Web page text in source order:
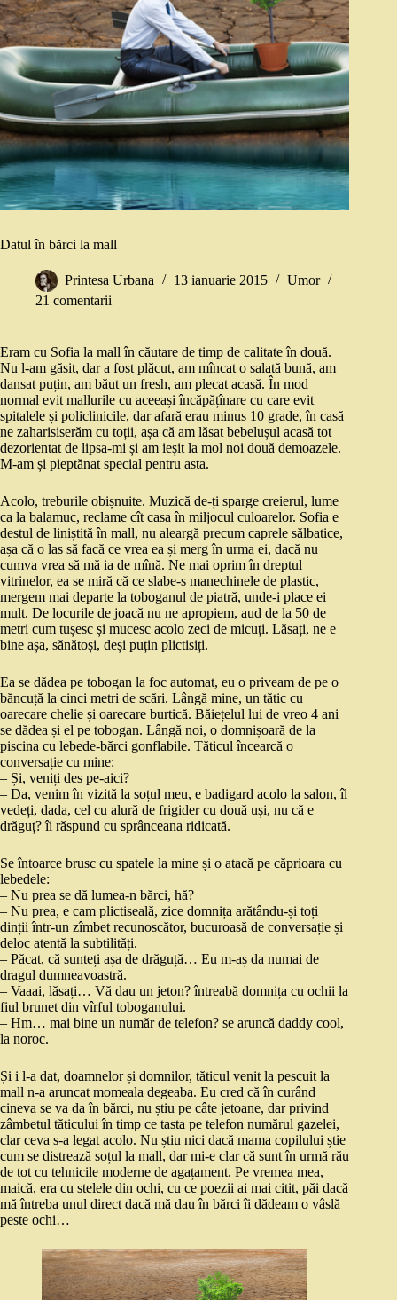
Datul în bărci la mall
Printesa Urbana 13 ianuarie 2015
Umor
21 comentarii
Eram cu Sofia la mall în căutare de timp de calitate în două.
Nu l-am găsit, dar a fost plăcut, am mîncat o salată bună, am
dansat puțin, am băut un fresh, am plecat acasă. În mod
normal evit mallurile cu aceeași încăpățînare cu care evit
spitalele și policlinicile, dar afară erau minus 10 grade, în casă
ne zaharisiserăm cu toții, așa că am lăsat bebelușul acasă tot
dezorientat de lipsa-mi și am ieșit la mol noi două demoazele.
M-am și pieptănat special pentru asta.
Acolo, treburile obișnuite. Muzică de-ți sparge creierul, lume
ca la balamuc, reclame cît casa în miljocul culoarelor. Sofia e
destul de liniștită în mall, nu aleargă precum caprele sălbatice,
așa că o las să facă ce vrea ea și merg în urma ei, dacă nu
cumva vrea să mă ia de mînă. Ne mai oprim în dreptul
vitrinelor, ea se miră că ce slabe-s manechinele de plastic,
mergem mai departe la toboganul de piatră, unde-i place ei
mult. De locurile de joacă nu ne apropiem, aud de la 50 de
metri cum tușesc și mucesc acolo zeci de micuți. Lăsați, ne e
bine așa, sănătoși, deși puțin plictisiți.
Ea se dădea pe tobogan la foc automat, eu o priveam de pe o
băncuță la cinci metri de scări. Lângă mine, un tătic cu
oarecare chelie și oarecare burtică. Băiețelul lui de vreo 4 ani
se dădea și el pe tobogan. Lângă noi, o domnișoară de la
piscina cu lebede-bărci gonflabile. Tăticul încearcă o
conversație cu mine:
– Și, veniți des pe-aici?
– Da, venim în vizită la soțul meu, e badigard acolo la salon, îl
vedeți, dada, cel cu alură de frigider cu două uși, nu că e
drăguț? îi răspund cu sprânceana ridicată.
Se întoarce brusc cu spatele la mine și o atacă pe căprioara cu
lebedele:
– Nu prea se dă lumea-n bărci, hă?
– Nu prea, e cam plictiseală, zice domnița arătându-și toți
dinții într-un zîmbet recunoscător, bucuroasă de conversație și
deloc atentă la subtilități.
– Păcat, că sunteți așa de drăguță… Eu m-aș da numai de
dragul dumneavoastră.
– Vaaai, lăsați… Vă dau un jeton? întreabă domnița cu ochii la
fiul brunet din vîrful toboganului.
– Hm… mai bine un număr de telefon? se aruncă daddy cool,
la noroc.
Și i l-a dat, doamnelor și domnilor, tăticul venit la pescuit la
mall n-a aruncat momeala degeaba. Eu cred că în curând
cineva se va da în bărci, nu știu pe câte jetoane, dar privind
zâmbetul tăticului în timp ce tasta pe telefon numărul gazelei,
clar ceva s-a legat acolo. Nu știu nici dacă mama copilului știe
cum se distrează soțul la mall, dar mi-e clar că sunt în urmă rău
de tot cu tehnicile moderne de agațament. Pe vremea mea,
maică, era cu stelele din ochi, cu ce poezii ai mai citit, păi dacă
mă întreba unul direct dacă mă dau în bărci îi dădeam o vâslă
peste ochi…